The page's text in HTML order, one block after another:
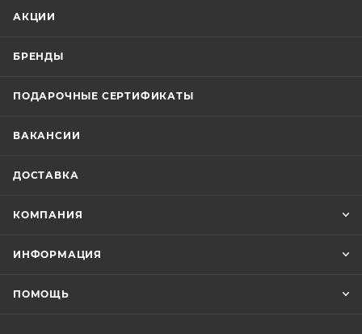
АКЦИИ
БРЕНДЫ
ПОДАРОЧНЫЕ СЕРТИФИКАТЫ
ВАКАНСИИ
ДОСТАВКА
КОМПАНИЯ
ИНФОРМАЦИЯ
ПОМОЩЬ